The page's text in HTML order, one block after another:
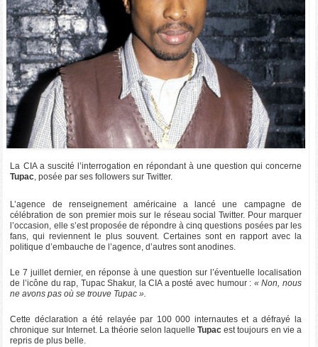
La CIA a suscité l’interrogation en répondant à une question qui concerne
Tupac, posée par ses followers sur Twitter.
L’agence de renseignement américaine a lancé une campagne de
célébration de son premier mois sur le réseau social Twitter. Pour marquer
l’occasion, elle s’est proposée de répondre à cinq questions posées par les
fans, qui reviennent le plus souvent. Certaines sont en rapport avec la
politique d’embauche de l’agence, d’autres sont anodines.
Le 7 juillet dernier, en réponse à une question sur l’éventuelle localisation
de l’icône du rap, Tupac Shakur, la CIA a posté avec humour : « Non, nous
ne avons pas où se trouve Tupac ».
Cette déclaration a été relayée par 100 000 internautes et a défrayé la
chronique sur Internet. La théorie selon laquelleTupac est toujours en vie a
repris de plus belle.